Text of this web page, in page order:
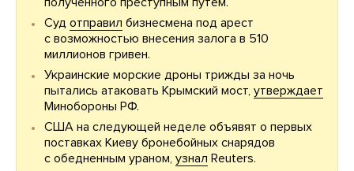
Суд отправил бизнесмена под арест
с возможностью внесения залога в 510
миллионов гривен.
Украинские морские дроны трижды за ночь
пытались атаковать Крымский мост, утверждает
Минобороны РФ.
США на следующей неделе объявят о первых
поставках Киеву бронебойных снарядов
с обедненным ураном, узнал Reuters.